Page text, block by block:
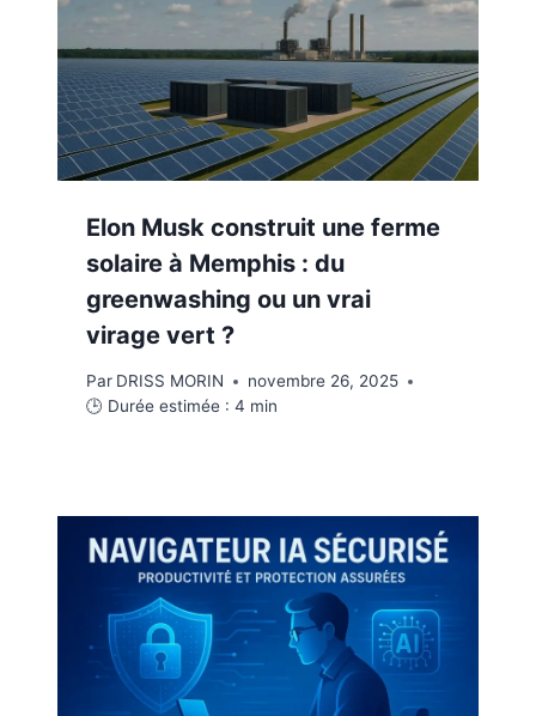
Elon Musk construit une ferme
solaire à Memphis : du
greenwashing ou un vrai
virage vert ?
Par DRISS MORIN
novembre 26, 2025
🕒 Durée estimée : 4 min